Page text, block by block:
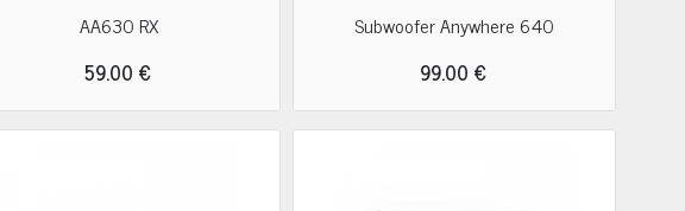
AA630 RX
59.00 €
Subwoofer Anywhere 640
99.00 €